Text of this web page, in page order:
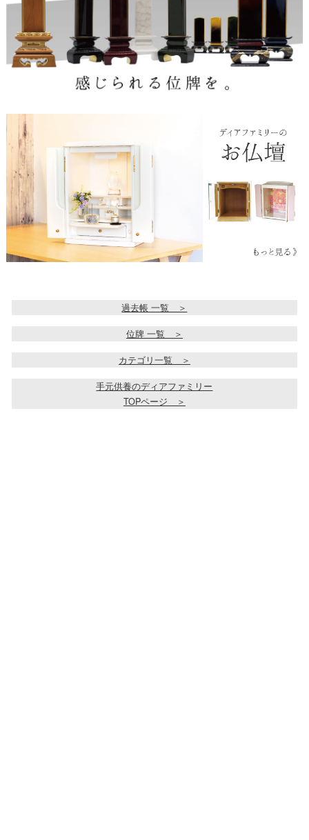
過去帳 一覧 ＞
位牌 一覧 ＞
カテゴリ一覧 ＞
手元供養のディアファミリー
TOPページ ＞